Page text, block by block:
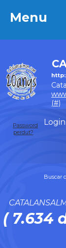
Menu
(#)
Login
Password
perdut?
Buscar
( 7.634
Menu